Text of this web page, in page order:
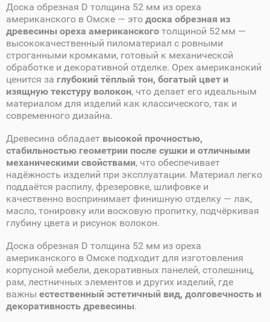
Доска обрезная D толщина 52 мм из ореха
американского в Омске — это доска обрезная из
древесины ореха американского толщиной 52 мм —
высококачественный пиломатериал с ровными
строганными кромками, готовый к механической
обработке и декоративной отделке. Орех американский
ценится за глубокий тёплый тон, богатый цвет и
изящную текстуру волокон, что делает его идеальным
материалом для изделий как классического, так и
современного дизайна.
Древесина обладает высокой прочностью,
стабильностью геометрии после сушки и отличными
механическими свойствами, что обеспечивает
надёжность изделий при эксплуатации. Материал легко
поддаётся распилу, фрезеровке, шлифовке и
качественно воспринимает финишную отделку — лак,
масло, тонировку или восковую пропитку, подчёркивая
глубину цвета и рисунок волокон.
Доска обрезная D толщина 52 мм из ореха
американского в Омске подходит для изготовления
корпусной мебели, декоративных панелей, столешниц,
рам, лестничных элементов и других изделий, где
важны естественный эстетичный вид, долговечность и
декоративность древесины.